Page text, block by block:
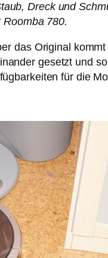
Dreck und
780.
das Original
gesetzt und
für die